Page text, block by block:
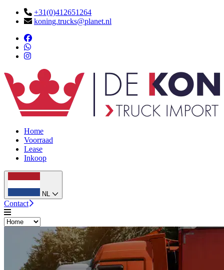
+31(0)412651264
koning.trucks@planet.nl
Home
Voorraad
Lease
Inkoop
NL
Contact